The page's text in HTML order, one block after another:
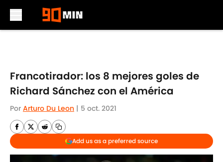
Francotirador: los 8 mejores goles de
Richard Sánchez con el América
Por Arturo Du Leon | 5 oct. 2021
Add us as a preferred source